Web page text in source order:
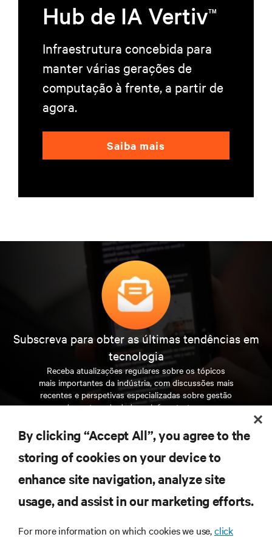
Hub de IA VertivTM
Infraestrutura concebida para
manter várias gerações de
computação à frente, a partir de
agora.
Saiba mais
Subscreva para obter as últimas tendências em
tecnologia
Receba atualizações regulares sobre os tópicos
mais importantes da indústria, com discussões mais
recentes e perspetivas especializadas sobre gestão
de centros de dados e infraestruturas.
INSCREVA-SE AGORA
RECURSOS
By clicking “Accept All”, you agree to the
storing of cookies on your device to
enhance site navigation, analyze site
usage, and assist in our marketing efforts.
For more information on which cookies we use,click